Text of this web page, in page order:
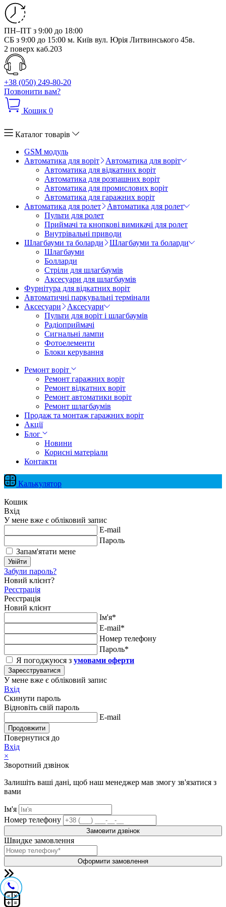
ПН–ПТ з 9:00 до 18:00
СБ з 9:00 до 15:00 м. Київ вул. Юрія Литвинського 45в.
2 поверх каб.203
+38 (050) 249-80-20
Позвонити вам?
Кошик 0
Каталог товарів
GSM модуль
Автоматика для воріт
Автоматика для воріт
Автоматика для відкатних воріт
Автоматика для розпашних воріт
Автоматика для промислових воріт
Автоматика для гаражних воріт
Автоматика для ролет
Автоматика для ролет
Пульти для ролет
Приймачі та кнопкові вимикачі для ролет
Внутрівальні приводи
Шлагбауми та боларди
Шлагбауми та боларди
Шлагбауми
Болларди
Стріли для шлагбаумів
Аксесуари для шлагбаумів
Фурнітура для відкатних воріт
Автоматичні паркувальні термінали
Аксесуари
Аксесуари
Пульти для воріт і шлагбаумів
Радіоприймачі
Сигнальні лампи
Фотоелементи
Блоки керування
Ремонт воріт
Ремонт гаражних воріт
Ремонт відкатних воріт
Ремонт автоматики воріт
Ремонт шлагбаумів
Продаж та монтаж гаражних воріт
Акції
Блог
Новини
Корисні матеріали
Контакти
Калькулятор
Кошик
Вхід
У мене вже є обліковий запис
E-mail
Пароль
Запам'ятати мене
Увійти
Забули пароль?
Новий клієнт?
Реєстрація
Реєстрація
Новий клієнт
Ім'я*
E-mail*
Номер телефону
Пароль*
Я погоджуюся з умовами оферти
Зареєструватися
У мене вже є обліковий запис
Вхід
Скинути пароль
Відновіть свій пароль
E-mail
Продовжити
Повернутися до
Вхід
×
Зворотний дзвінок
Залишіть ваші дані, щоб наш менеджер мав змогу зв'язатися з
вами
Ім'я
Номер телефону
Замовити дзвінок
Швидке замовлення
Оформити замовлення